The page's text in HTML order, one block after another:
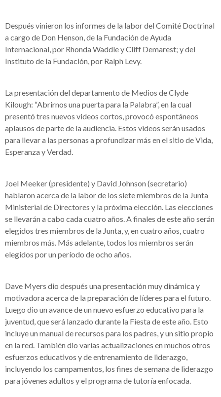
Después vinieron los informes de la labor del Comité Doctrinal
a cargo de Don Henson, de la Fundación de Ayuda
Internacional, por Rhonda Waddle y Cliff Demarest; y del
Instituto de la Fundación, por Ralph Levy.
La presentación del departamento de Medios de Clyde
Kilough: “Abrirnos una puerta para la Palabra”, en la cual
presentó tres nuevos videos cortos, provocó espontáneos
aplausos de parte de la audiencia. Estos videos serán usados
para llevar a las personas a profundizar más en el sitio de Vida,
Esperanza y Verdad.
Joel Meeker (presidente) y David Johnson (secretario)
hablaron acerca de la labor de los siete miembros de la Junta
Ministerial de Directores y la próxima elección. Las elecciones
se llevarán a cabo cada cuatro años. A finales de este año serán
elegidos tres miembros de la Junta, y, en cuatro años, cuatro
miembros más. Más adelante, todos los miembros serán
elegidos por un período de ocho años.
Dave Myers dio después una presentación muy dinámica y
motivadora acerca de la preparación de líderes para el futuro.
Luego dio un avance de un nuevo esfuerzo educativo para la
juventud, que será lanzado durante la Fiesta de este año. Esto
incluye un manual de recursos para los padres, y un sitio propio
en la red. También dio varias actualizaciones en muchos otros
esfuerzos educativos y de entrenamiento de liderazgo,
incluyendo los campamentos, los fines de semana de liderazgo
para jóvenes adultos y el programa de tutoría enfocada.